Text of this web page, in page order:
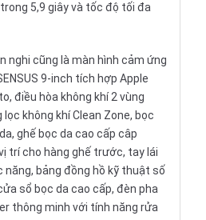
5,9 giây và tốc độ tối đa
nghi cũng là màn hình cảm ứng
9-inch tích hợp Apple
điều hòa không khí 2 vùng
không khí Clean Zone, bọc
ghế bọc da cao cấp câp
trí cho hàng ghế trước, tay lái
năng, bảng đồng hồ kỹ thuật số
sổ bọc da cao cấp, đèn pha
thông minh với tính năng rửa